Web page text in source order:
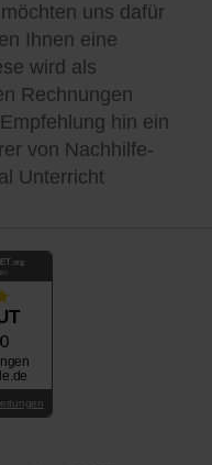
uns dafür
Ihnen eine
wird als
Rechnungen
hin ein
von Nachhilfe-
Unterricht
.org